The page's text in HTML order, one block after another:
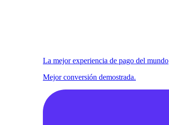
La mejor experiencia de pago del mundo
Mejor conversión demostrada.